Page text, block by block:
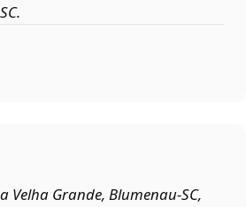
Velha Grande, Blumenau‑SC,